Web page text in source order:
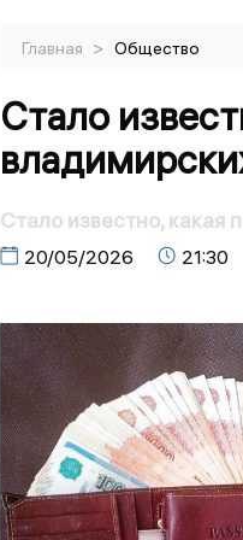
Главная > Общество
Стало
Стало известно, какая
20/05/2026 21:30